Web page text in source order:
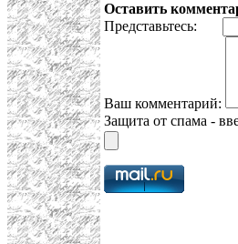
Оставить
Представьтесь:
Ваш комментарий:
Защита от спама -